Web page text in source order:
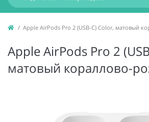
Apple AirPods Pro 2 (USB-C) Color, матовый
Apple AirPods Pro 2
матовый кораллово-